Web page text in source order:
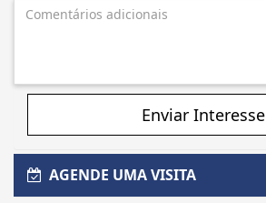
Enviar Interesse
AGENDE UMA VISITA